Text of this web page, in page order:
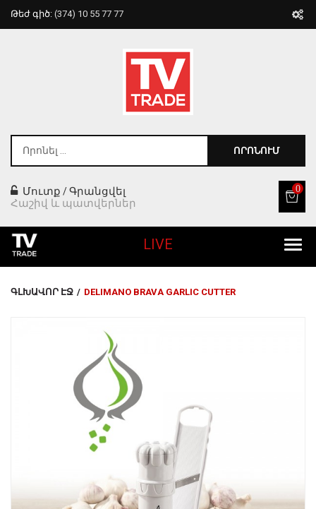
Թեժ գիծ: (374) 10 55 77 77
ՈՐՈՆՈՒՄ
Մուտք /Գրանցվել
Հաշիվ և պատվերներ
0
Խոհանոցային
Գեղեցկություն ԵՒ Խնամք
Երեխաների Համար
Լավագույն Վաճառք
LIVE
ԳԼԽԱՎՈՐ ԷՋ / DELIMANO BRAVA GARLIC CUTTER